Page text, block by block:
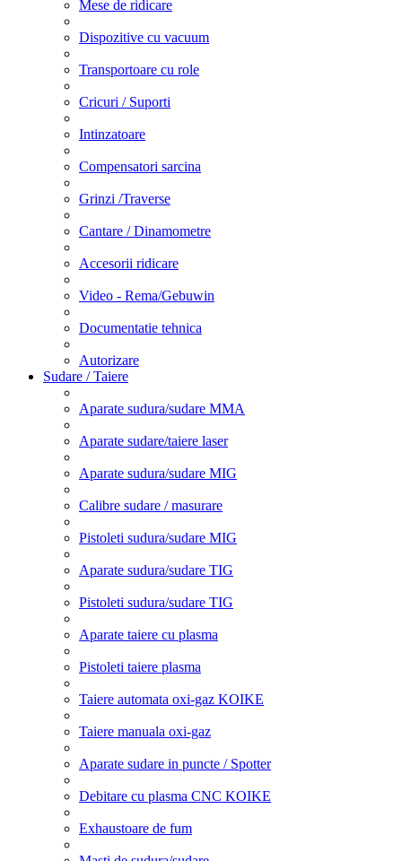
Mese de ridicare
Dispozitive cu vacuum
Transportoare cu role
Cricuri / Suporti
Intinzatoare
Compensatori sarcina
Grinzi /Traverse
Cantare / Dinamometre
Accesorii ridicare
Video - Rema/Gebuwin
Documentatie tehnica
Autorizare
Sudare / Taiere
Aparate sudura/sudare MMA
Aparate sudare/taiere laser
Aparate sudura/sudare MIG
Calibre sudare / masurare
Pistoleti sudura/sudare MIG
Aparate sudura/sudare TIG
Pistoleti sudura/sudare TIG
Aparate taiere cu plasma
Pistoleti taiere plasma
Taiere automata oxi-gaz KOIKE
Taiere manuala oxi-gaz
Aparate sudare in puncte / Spotter
Debitare cu plasma CNC KOIKE
Exhaustoare de fum